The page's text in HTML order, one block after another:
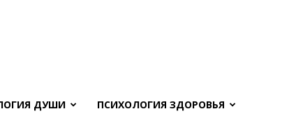
ДУШИ ПСИХОЛОГИЯ ЗДОРОВЬЯ